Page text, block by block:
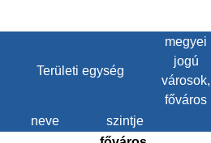
Területi egység
megyei
jogú
városok,
főváros
neve szintje